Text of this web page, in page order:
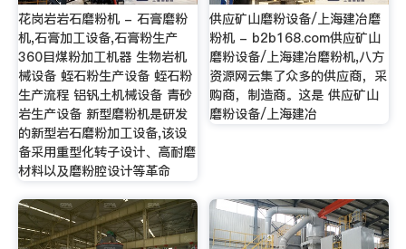
花岗岩岩石磨粉机 - 石膏磨粉
机,石膏加工设备,石膏粉生产
360目煤粉加工机器 生物岩机
械设备 蛭石粉生产设备 蛭石粉
生产流程 铝钒土机械设备 青砂
岩生产设备 新型磨粉机是研发
的新型岩石磨粉加工设备,该设
备采用重型化转子设计、高耐磨
材料以及磨粉腔设计等革命
供应矿山磨粉设备/上海建冶磨
粉机 - b2b168.com供应矿山
磨粉设备/上海建冶磨粉机,八方
资源网云集了众多的供应商，采
购商，制造商。这是 供应矿山
磨粉设备/上海建冶